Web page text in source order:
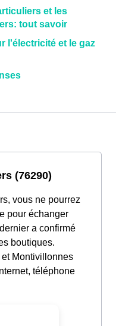
et les
tout savoir
l'électricité et le gaz
(76290)
vous ne pourrez
pour échanger
a confirmé
boutiques.
Montivillonnes
téléphone